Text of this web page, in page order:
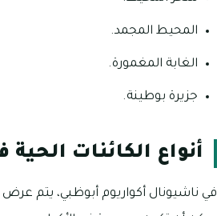
المحيط المجمد.
الغابة المغمورة.
جزيرة بوطينة.
أنواع الكائنات
في ناشيونال أكواريوم أبوظبي، يتم